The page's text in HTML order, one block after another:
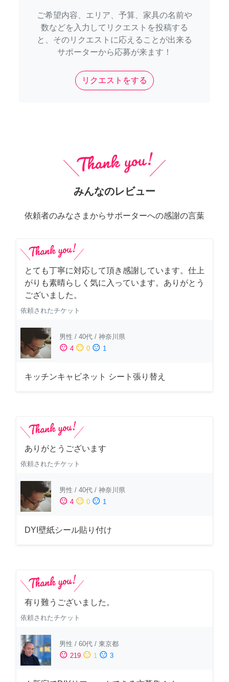
ご希望内容、エリア、予算、家具の名前や
数などを入力してリクエストを投稿する
と、そのリクエストに応えることが出来る
サポーターから応募が来ます！
リクエストをする
みんなのレビュー
依頼者のみなさまからサポーターへの感謝の言葉
とても丁寧に対応して頂き感謝しています。仕上
がりも素晴らしく気に入っています。ありがとう
ございました。
依頼されたチケット
男性 / 40代 / 神奈川県
sentiment_satisfied 4 sentiment_neutral 0 sentiment_dissatisfied 1
キッチンキャビネット シート張り替え
ありがとうございます
依頼されたチケット
男性 / 40代 / 神奈川県
sentiment_satisfied 4 sentiment_neutral 0 sentiment_dissatisfied 1
DYI壁紙シール貼り付け
有り難うございました。
依頼されたチケット
男性 / 60代 / 東京都
sentiment_satisfied 219 sentiment_neutral 1 sentiment_dissatisfied 3